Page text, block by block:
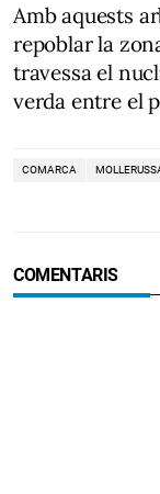
Amb aquests
repoblar la
travessa el
verda entre el
COMARCA
COMENTARIS